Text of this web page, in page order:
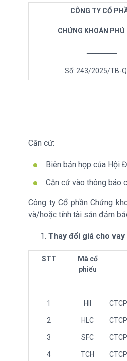
CÔNG TY CỔ
CHỨNG KHOÁN PHÚ
Số: 243/2025/TB-
Căn cứ:
Biên bản họp của Hội
Căn cứ vào thông báo
Công ty Cổ phần Chứng
và/hoặc tính tài sản đảm
Thay đổi giá cho
STT
Mã cổ
phiếu
1 HII
2 HLC
3 SFC
4 TCH